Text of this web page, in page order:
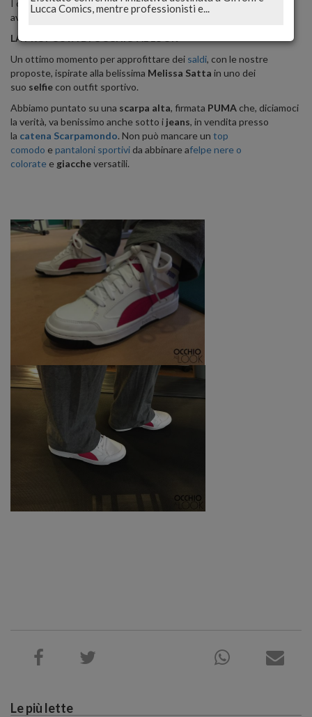
I coyote non sono pericolosi, ma i newyorkesi non dovrebbero
avvicinarsi o cercare di dar loro del cibo".
LA PROPOSTA DI OCCHIO AL LOOK
Un ottimo momento per approfittare dei saldi, con le nostre
proposte, ispirate alla belissima Melissa Satta in uno dei
suo selfie con outfit sportivo.
Abbiamo puntato su una scarpa alta, firmata PUMA che, diciamoci
la verità, va benissimo anche sotto i jeans, in vendita presso
la catena Scarpamondo. Non può mancare un top
comodo e pantaloni sportivi da abbinare afelpe nere o
colorate e giaccheversatili.
Le più lette
Lucca Comics, mentre professionisti e...